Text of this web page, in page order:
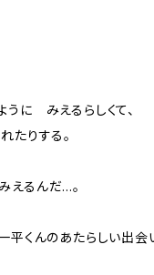
に みえるらしくて、
たりする。
えるんだ…。
平くんのあたらしい出会